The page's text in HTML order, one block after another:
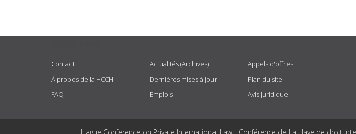
Contact
À propos de la HCCH
FAQ
Actualités (Archives)
Dernières mises à jour
Emplois
Appels d'offres
Plan du site
Avis juridique